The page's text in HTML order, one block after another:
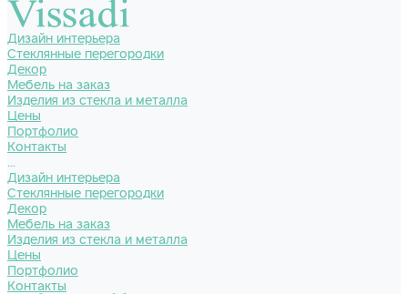
Дизайн интерьера
Стеклянные перегородки
Декор
Мебель на заказ
Изделия из стекла и металла
Цены
Портфолио
Контакты
...
Дизайн интерьера
Стеклянные перегородки
Декор
Мебель на заказ
Изделия из стекла и металла
Цены
Портфолио
Контакты